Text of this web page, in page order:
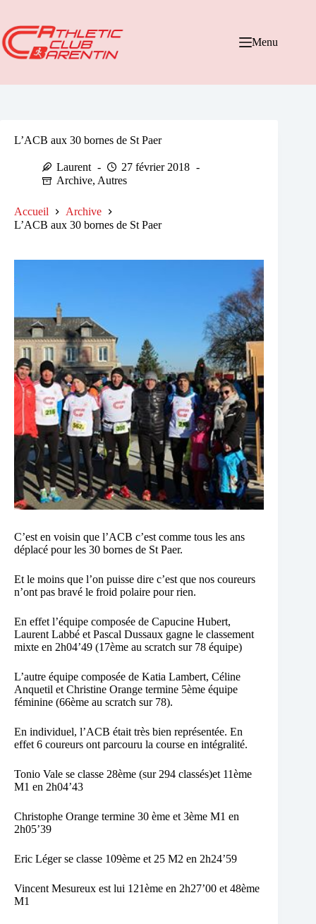
contenu
Menu
L’ACB aux 30 bornes de St Paer
Laurent
27 février 2018
Archive, Autres
Accueil
Archive
L’ACB aux 30 bornes de St Paer
C’est en voisin que l’ACB c’est comme tous les ans
déplacé pour les 30 bornes de St Paer.
Et le moins que l’on puisse dire c’est que nos coureurs
n’ont pas bravé le froid polaire pour rien.
En effet l’équipe composée de Capucine Hubert,
Laurent Labbé et Pascal Dussaux gagne le classement
mixte en 2h04’49 (17ème au scratch sur 78 équipe)
L’autre équipe composée de Katia Lambert, Céline
Anquetil et Christine Orange termine 5ème équipe
féminine (66ème au scratch sur 78).
En individuel, l’ACB était très bien représentée. En
effet 6 coureurs ont parcouru la course en intégralité.
Tonio Vale se classe 28ème (sur 294 classés)et 11ème
M1 en 2h04’43
Christophe Orange termine 30 ème et 3ème M1 en
2h05’39
Eric Léger se classe 109ème et 25 M2 en 2h24’59
Vincent Mesureux est lui 121ème en 2h27’00 et 48ème
M1